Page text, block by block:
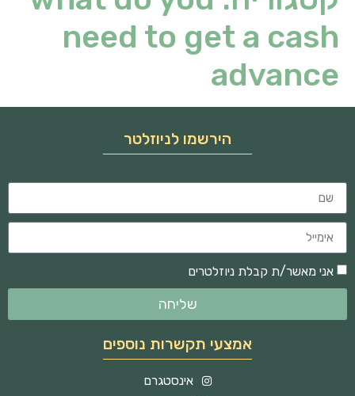
need to get a cash
advance
הירשמו לניוזלטר
אני מאשר/ת קבלת ניוזלטרים
שליחה
אמצעי תקשרות נוספים
אינסטגרם